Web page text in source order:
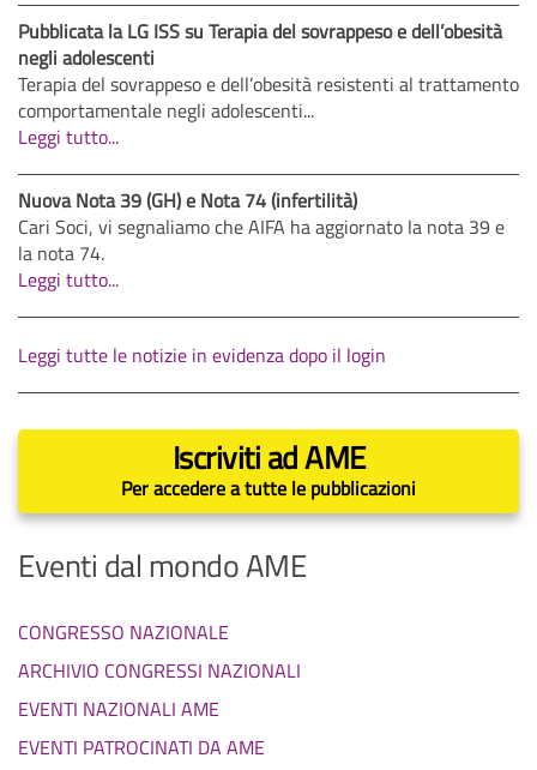
Pubblicata la LG ISS su Terapia del sovrappeso e dell’obesità
negli adolescenti
Terapia del sovrappeso e dell’obesità resistenti al trattamento
comportamentale negli adolescenti...
Leggi tutto...
Nuova Nota 39 (GH) e Nota 74 (infertilità)
Cari Soci, vi segnaliamo che AIFA ha aggiornato la nota 39 e
la nota 74.
Leggi tutto...
Leggi tutte le notizie in evidenza dopo il login
Iscriviti ad AME
Per accedere a tutte le pubblicazioni
Eventi dal mondo AME
CONGRESSO NAZIONALE
ARCHIVIO CONGRESSI NAZIONALI
EVENTI NAZIONALI AME
EVENTI PATROCINATI DA AME